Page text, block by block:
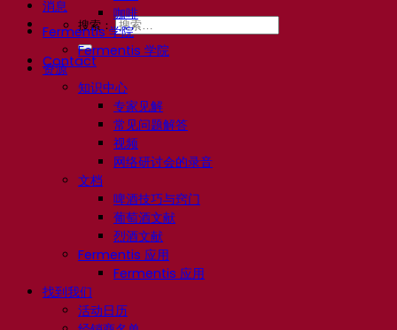
消息
搜索：
Contact
咖啡
Fermentis 学院
Fermentis 学院
资源
知识中心
专家见解
常见问题解答
视频
网络研讨会的录音
文档
啤酒技巧与窍门
葡萄酒文献
烈酒文献
Fermentis 应用
Fermentis 应用
找到我们
活动日历